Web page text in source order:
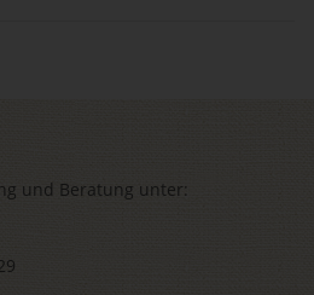
und Beratung unter: